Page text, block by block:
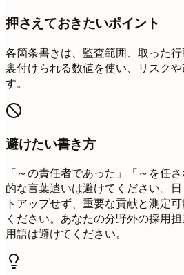
押さえておきたいポイント
各箇条書きは、監査範囲、取った行
裏付けられる数値を使い、リスク
す。
避けたい書き方
「～の責任者であった」「～を任
的な言葉遣いは避けてください。
トアップせず、重要な貢献と測定
ください。あなたの分野外の採用
用語は避けてください。